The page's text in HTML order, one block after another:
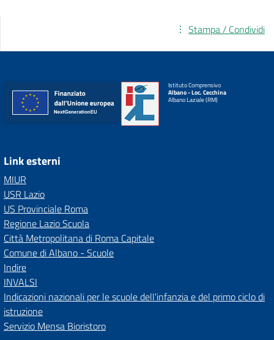
Stampa / Condividi
Istituto Comprensivo
Albano - Loc. Cecchina
Albano Laziale (RM)
Link esterni
MIUR
USR Lazio
US Provinciale Roma
Regione Lazio Scuola
Città Metropolitana di Roma Capitale
Comune di Albano - Scuole
Indire
INVALSI
Indicazioni nazionali per le scuole dell'infanzia e del primo ciclo di
istruzione
Servizio Mensa Bioristoro